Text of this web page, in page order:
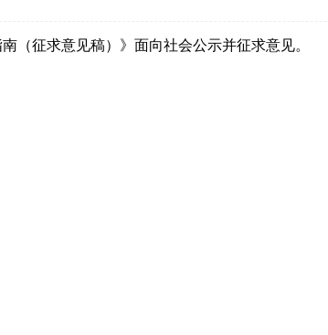
（征求意见稿）》面向社会公示并征求意见。